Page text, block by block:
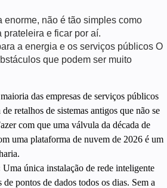
enorme, não é tão simples como
prateleira e ficar por aí.
a energia e os serviços públicos O
que podem ser muito
das empresas de serviços públicos
retalhos de sistemas antigos que não se
com que uma válvula da década de
uma plataforma de nuvem de 2026 é um
Uma única instalação de rede inteligente
pontos de dados todos os dias. Sem a